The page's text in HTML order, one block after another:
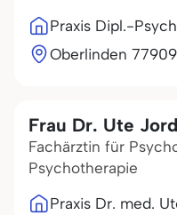
Praxis Dipl.-
Oberlinden 7
Frau Dr. Ute
Fachärztin für
Psychotherapie
Praxis Dr. med.